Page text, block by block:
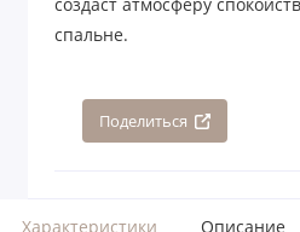
создаст атмосферу
спальне.
Поделиться
Характеристики Описание